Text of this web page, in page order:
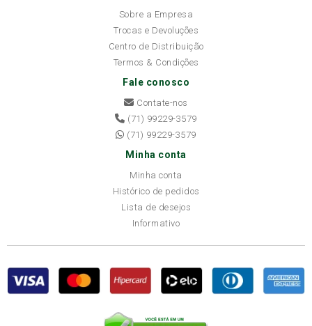
Sobre a Empresa
Trocas e Devoluções
Centro de Distribuição
Termos & Condições
Fale conosco
Contate-nos
(71) 99229-3579
(71) 99229-3579
Minha conta
Minha conta
Histórico de pedidos
Lista de desejos
Informativo